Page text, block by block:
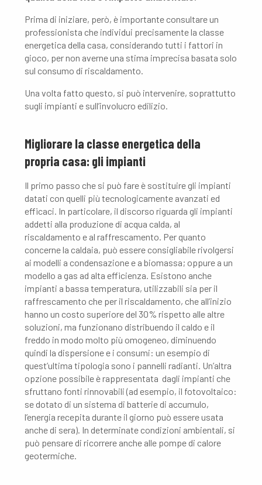
Prima di iniziare, però, è importante consultare un
professionista che individui precisamente la classe
energetica della casa, considerando tutti i fattori in
gioco, per non averne una stima imprecisa basata solo
sul consumo di riscaldamento.
Una volta fatto questo, si può intervenire, soprattutto
sugli impianti e sull’involucro edilizio.
Migliorare la classe energetica della
propria casa: gli impianti
Il primo passo che si può fare è sostituire gli impianti
datati con quelli più tecnologicamente avanzati ed
efficaci. In particolare, il discorso riguarda gli impianti
addetti alla produzione di acqua calda, al
riscaldamento e al raffrescamento. Per quanto
concerne la caldaia, può essere consigliabile rivolgersi
ai modelli a condensazione e a biomassa; oppure a un
modello a gas ad alta efficienza. Esistono anche
impianti a bassa temperatura, utilizzabili sia per il
raffrescamento che per il riscaldamento, che all’inizio
hanno un costo superiore del 30% rispetto alle altre
soluzioni, ma funzionano distribuendo il caldo e il
freddo in modo molto più omogeneo, diminuendo
quindi la dispersione e i consumi: un esempio di
quest’ultima tipologia sono i pannelli radianti. Un’altra
opzione possibile è rappresentata dagli impianti che
sfruttano fonti rinnovabili (ad esempio, il fotovoltaico:
se dotato di un sistema di batterie di accumulo,
l’energia recepita durante il giorno può essere usata
anche di sera). In determinate condizioni ambientali, si
può pensare di ricorrere anche alle pompe di calore
geotermiche.